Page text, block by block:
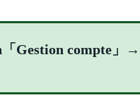
Gestion compte